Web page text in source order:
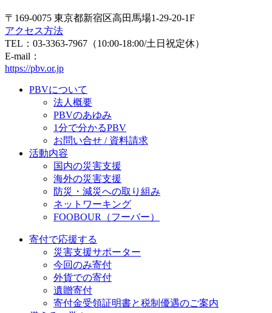
〒169-0075 東京都新宿区高田馬場1-29-20-1F
アクセス方法
TEL：03-3363-7967（10:00-18:00/土日祝定休）
E-mail：
https://pbv.or.jp
PBVについて
法人概要
PBVのあゆみ
1分で分かるPBV
お問い合せ / 資料請求
活動内容
国内の災害支援
海外の災害支援
防災・減災への取り組み
ネットワーキング
FOOBOUR（フーバー）
寄付で応援する
災害支援サポーター
今回のみ寄付
外貨での寄付
遺贈寄付
寄付金受領証明書と税制優遇のご案内